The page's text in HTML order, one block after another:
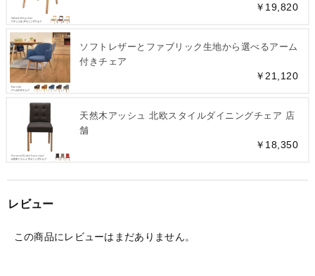
￥19,820
ソフトレザーとファブリック生地から選べるアーム
付きチェア
￥21,120
天然木アッシュ 北欧スタイルダイニングチェア 店
舗
￥18,350
レビュー
この商品にレビューはまだありません。